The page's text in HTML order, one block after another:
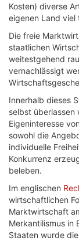
Kosten) diverse
eigenen Land viel
Die freie
staatlichen
weitestgehend
vernachlässigt
Innerhalb dieses
selbst überlassen
Eigeninteresse
sowohl die
individuelle
Konkurrenz
beleben.
Im englischen
wirtschaftlichen
Marktwirtschaft
Merkantilismus in
Staaten wurde